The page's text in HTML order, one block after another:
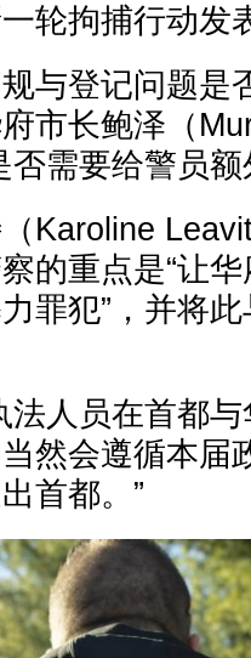
轮拘捕行动发
与登记问题是
市长鲍泽（
否需要给警员额
Karoline
的重点是“让
罪犯”，并将
法人员在首都
然会遵循本届
首都。”